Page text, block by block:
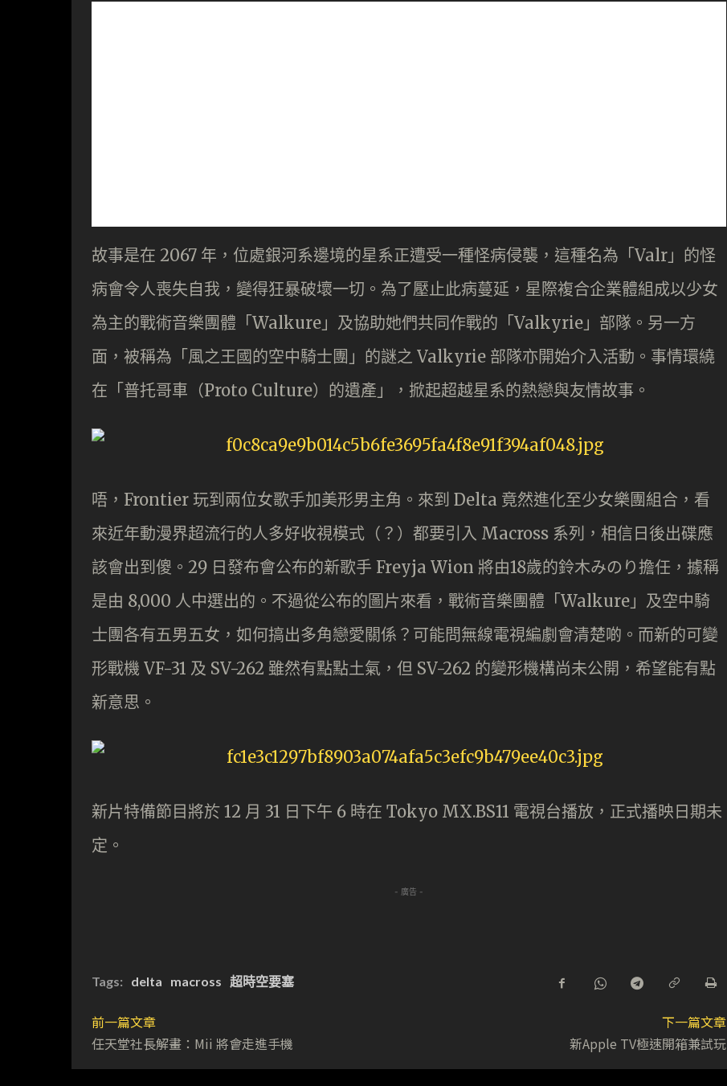
故事是在 2067 年，位處銀河系邊境的星系正遭受一種怪病侵襲，這種名為「Valr」的怪
病會令人喪失自我，變得狂暴破壞一切。為了壓止此病蔓延，星際複合企業體組成以少女
為主的戰術音樂團體「Walkure」及協助她們共同作戰的「Valkyrie」部隊。另一方
面，被稱為「風之王國的空中騎士團」的謎之 Valkyrie 部隊亦開始介入活動。事情環繞
在「普托哥車（Proto Culture）的遺產」，掀起超越星系的熱戀與友情故事。
唔，Frontier 玩到兩位女歌手加美形男主角。來到 Delta 竟然進化至少女樂團組合，看
來近年動漫界超流行的人多好收視模式（？）都要引入 Macross 系列，相信日後出碟應
該會出到傻。29 日發布會公布的新歌手 Freyja Wion 將由18歲的鈴木みのり擔任，據稱
是由 8,000 人中選出的。不過從公布的圖片來看，戰術音樂團體「Walkure」及空中騎
士團各有五男五女，如何搞出多角戀愛關係？可能問無線電視編劇會清楚啲。而新的可變
形戰機 VF-31 及 SV-262 雖然有點點土氣，但 SV-262 的變形機構尚未公開，希望能有點
新意思。
新片特備節目將於 12 月 31 日下午 6 時在 Tokyo MX.BS11 電視台播放，正式播映日期未
定。
- 廣告 -
Tags: delta macross 超時空要塞
前一篇文章
任天堂社長解畫：Mii 將會走進手機
下一篇文章
新Apple TV極速開箱兼試玩